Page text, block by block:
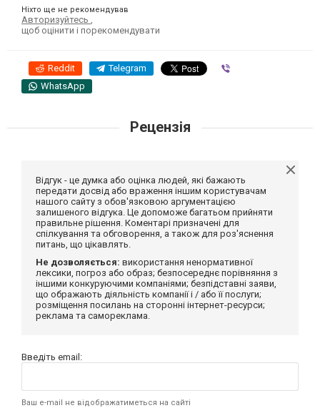
Ніхто ще не рекомендував
Авторизуйтесь
щоб оцінити і порекомендувати
Reddit Telegram
WhatsApp
Рецензія
Відгук - це думка або оцінка людей, які бажають
передати досвід або враження іншим користувачам
нашого сайту з обов'язковою аргументацією
залишеного відгука. Це допоможе багатьом прийняти
правильне рішення. Коментарі призначені для
спілкування та обговорення, а також для роз'яснення
питань, що цікавлять.
Не дозволяється: використання ненормативної
лексики, погроз або образ; безпосереднє порівняння з
іншими конкуруючими компаніями; безпідставні заяви,
що ображають діяльність компанії і / або її послуги;
розміщення посилань на сторонні інтернет-ресурси;
реклама та самореклама.
Введіть email:
Ваш e-mail не відображатиметься на сайті